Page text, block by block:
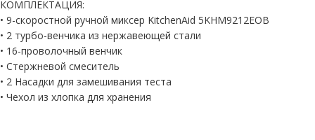
КОМПЛЕКТАЦИЯ:
• 9-скоростной ручной миксер KitchenAid 5KHM9212EOB
• 2 турбо-венчика из нержавеющей стали
• 16-проволочный венчик
• Стержневой смеситель
• 2 Насадки для замешивания теста
• Чехол из хлопка для хранения